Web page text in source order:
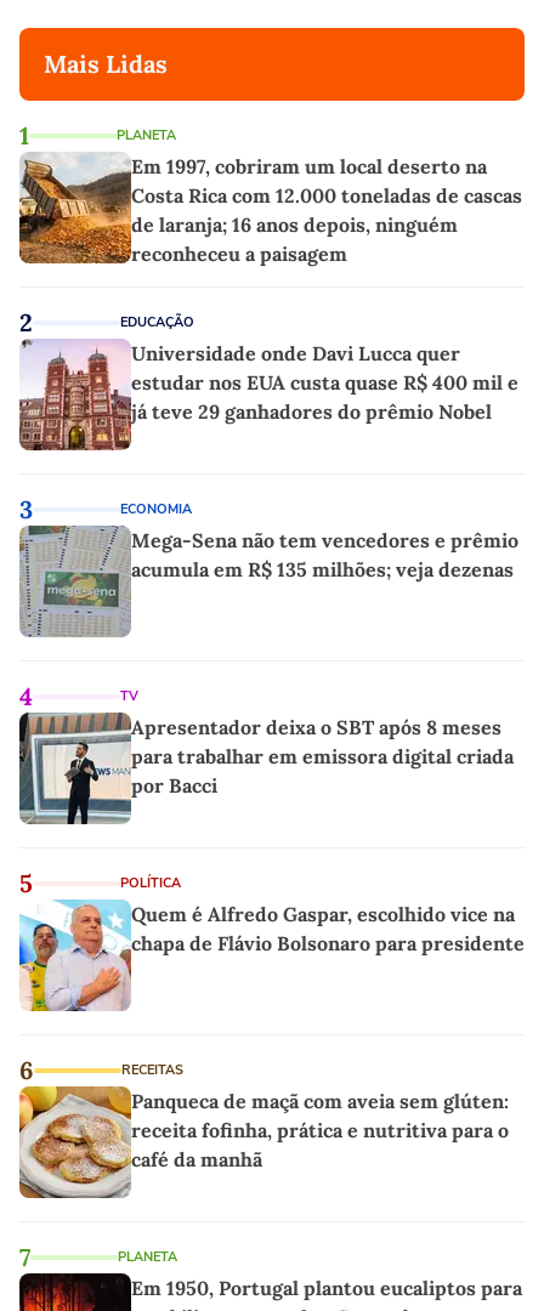
Mais Lidas
1 PLANETA
Em 1997, cobriram um local deserto na
Costa Rica com 12.000 toneladas de cascas
de laranja; 16 anos depois, ninguém
reconheceu a paisagem
2 EDUCAÇÃO
Universidade onde Davi Lucca quer
estudar nos EUA custa quase R$ 400 mil e
já teve 29 ganhadores do prêmio Nobel
3 ECONOMIA
Mega-Sena não tem vencedores e prêmio
acumula em R$ 135 milhões; veja dezenas
4 TV
Apresentador deixa o SBT após 8 meses
para trabalhar em emissora digital criada
por Bacci
5 POLÍTICA
Quem é Alfredo Gaspar, escolhido vice na
chapa de Flávio Bolsonaro para presidente
6 RECEITAS
Panqueca de maçã com aveia sem glúten:
receita fofinha, prática e nutritiva para o
café da manhã
7 PLANETA
Em 1950, Portugal plantou eucaliptos para